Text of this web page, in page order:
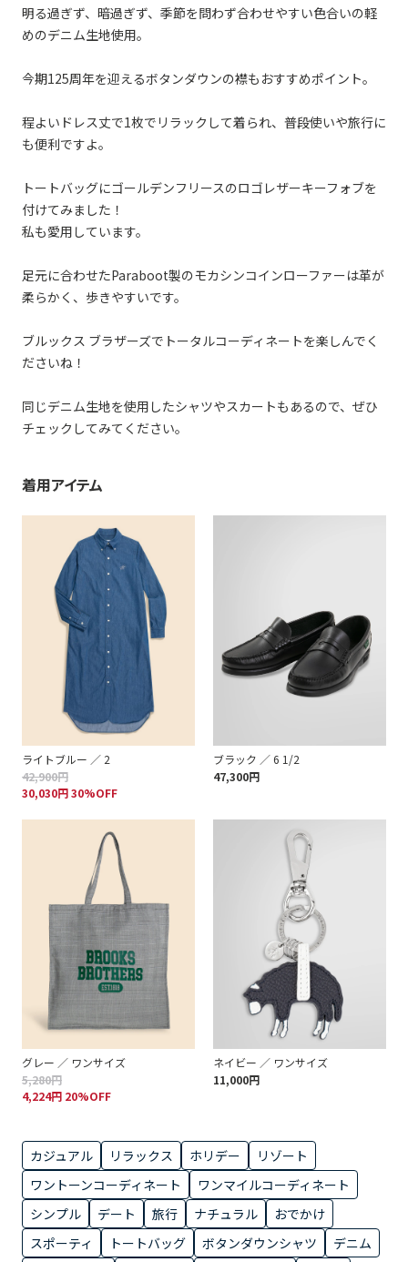
明る過ぎず、暗過ぎず、季節を問わず合わせやすい色合いの軽
めのデニム生地使用。
今期125周年を迎えるボタンダウンの襟もおすすめポイント。
程よいドレス丈で1枚でリラックして着られ、普段使いや旅行に
も便利ですよ。
トートバッグにゴールデンフリースのロゴレザーキーフォブを
付けてみました！
私も愛用しています。
足元に合わせたParaboot製のモカシンコインローファーは革が
柔らかく、歩きやすいです。
ブルックス ブラザーズでトータルコーディネートを楽しんでく
ださいね！
同じデニム生地を使用したシャツやスカートもあるので、ぜひ
チェックしてみてください。
着用アイテム
ライトブルー ／ 2
42,900円
30,030円 30%OFF
ブラック ／ 6 1/2
47,300円
グレー ／ ワンサイズ
5,280円
4,224円 20%OFF
ネイビー ／ ワンサイズ
11,000円
カジュアル リラックス ホリデー
リゾート
ワントーンコーディネート
ワンマイルコーディネート
シンプル
デート 旅行 ナチュラル
おでかけ
スポーティ
トートバッグ ボタンダウンシャツ
デニム